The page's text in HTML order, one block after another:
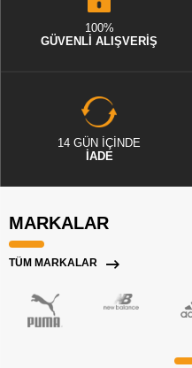
100%
GÜVENLİ ALIŞVERİŞ
14 GÜN İÇİNDE
İADE
MARKALAR
TÜM MARKALAR